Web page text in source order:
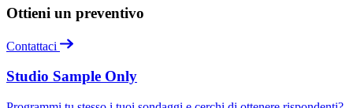
Ottieni un preventivo
Contattaci
Studio Sample Only